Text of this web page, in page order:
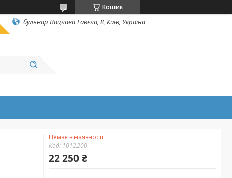
Кошик
бульвар Вацлава Гавела, 8, Київ, Україна
Немає в наявності
Код: 1012200
22 250 ₴